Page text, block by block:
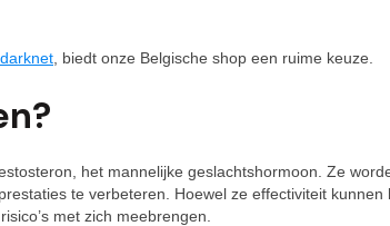
, biedt onze Belgische shop een ruime keuze.
het mannelijke geslachtshormoon. Ze
te verbeteren. Hoewel ze effectiviteit kunnen
met zich meebrengen.